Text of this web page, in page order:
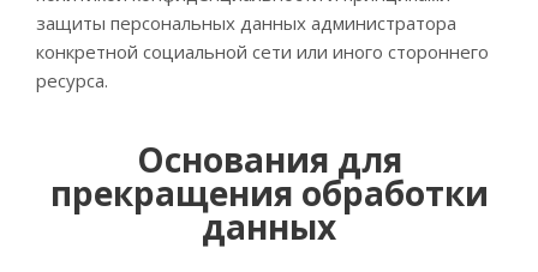
защиты персональных данных администратора
конкретной социальной сети или иного стороннего
ресурса.
Основания для
прекращения обработки
данных